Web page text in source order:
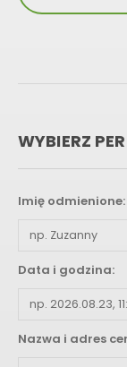
WYBIERZ
Imię odmienione:
Data i godzina:
Nazwa i adres